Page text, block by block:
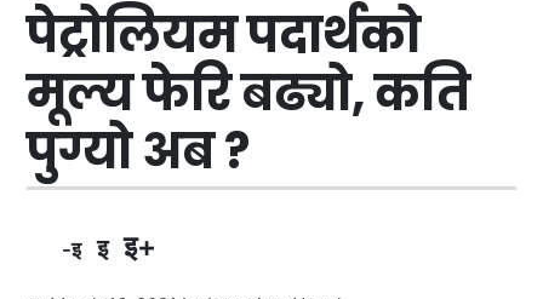
पेट्रोलियम पदार्थको
मूल्य फेरि बढ्यो, कति
पुग्यो अब ?
-इ इ इ+